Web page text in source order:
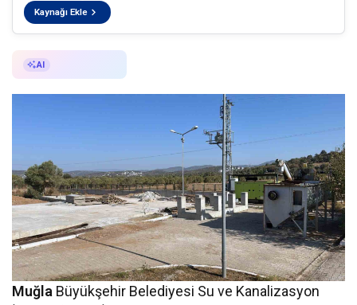
Kaynağı Ekle
AI
Muğla Büyükşehir Belediyesi Su ve Kanalizasyon